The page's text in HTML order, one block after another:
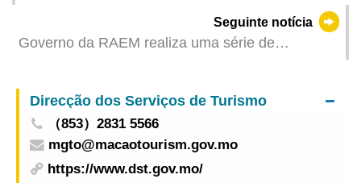
“Professor Distinto” do Ensino Não Superior do
Ano Escolar de 2023/2024 terminou com sucesso
Seguinte notícia
Governo da RAEM realiza uma série de
contra o Japão e da vitória mundial contra o
fascismo
Direcção dos Serviços de Turismo
（853）2831 5566
mgto@macaotourism.gov.mo
https://www.dst.gov.mo/